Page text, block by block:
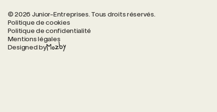
© 2026 Junior-Entreprises. Tous droits réservés.
Politique de cookies
Politique de confidentialité
Mentions légales
Designed by